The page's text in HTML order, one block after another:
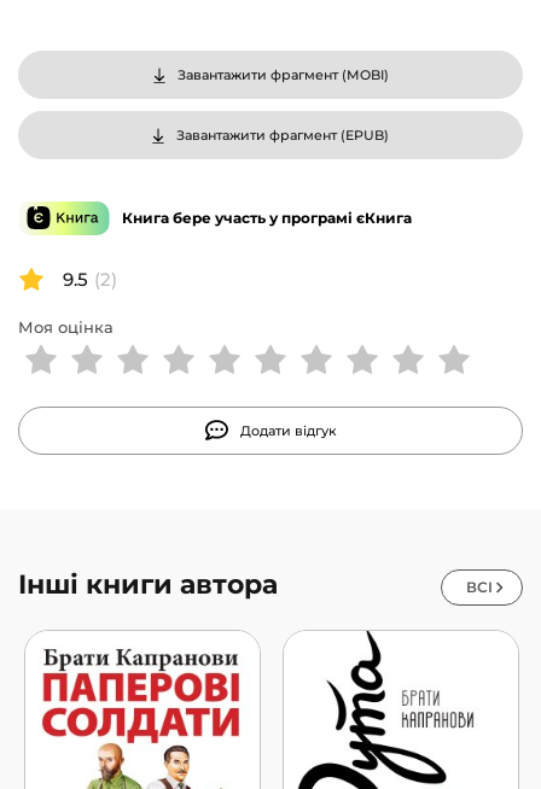
Хто з них насправді є злочинцем? Саме тому автори
визначають жанр свого твору як «антидетектив» і не
просто, а «історичний, романтичний антидетектив».
Романтичний — бо головними силовими лініями
сюжету є кохання та старовинні міфи. А історичний —
побачити широку панораму історії степової України,
Катеринослава-Дніпра, а також величну постать
Дмитра Івановича Яворницького. Ну і, звісно, книжка
базується на реальних подіях, так що шалене кохання,
батькове прокляття, нерівний шлюб, закляті скарби —
усе це не вигадка, а стара правда, підтверджена
документами.
Завантажити фрагмент (MOBI)
Завантажити фрагмент (EPUB)
Книга бере участь у програмі єКнига
9.5 (2)
Моя оцінка
Додати відгук
Інші книги автора ВСІ